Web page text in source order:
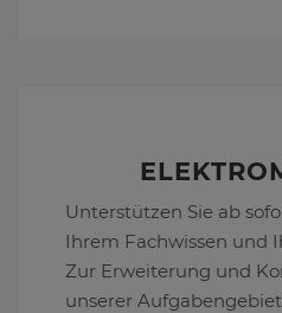
Unterstützen Sie ab
Ihrem Fachwissen und
Zur Erweiterung und
unserer